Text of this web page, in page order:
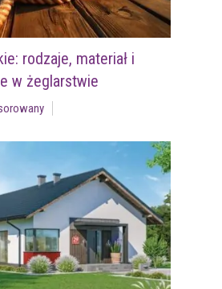
rodzaje, materiał i
w żeglarstwie